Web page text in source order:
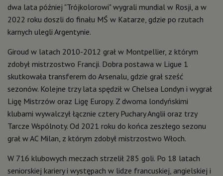
dwa lata później "Trójkolorowi" wygrali mundial w Rosji, a w
2022 roku doszli do finału MŚ w Katarze, gdzie po rzutach
karnych ulegli Argentynie.
Giroud w latach 2010-2012 grał w Montpellier, z którym
zdobył mistrzostwo Francji. Dobra postawa w Ligue 1
skutkowała transferem do Arsenalu, gdzie grał sześć
sezonów. Kolejne trzy lata spędził w Chelsea Londyn i wygrał
Ligę Mistrzów oraz Ligę Europy. Z dwoma londyńskimi
klubami wywalczył łącznie cztery Puchary Anglii oraz trzy
Tarcze Wspólnoty. Od 2021 roku do końca zeszłego sezonu
grał w AC Milan, z którym zdobył mistrzostwo Włoch.
W 716 klubowych meczach strzelił 285 goli. Po 18 latach
seniorskiej kariery i występach w lidze francuskiej, angielskiej i